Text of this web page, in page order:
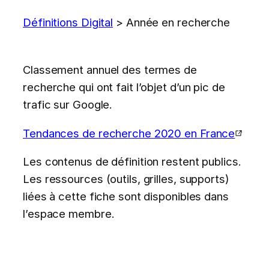
Définitions Digital > Année en recherche
Classement annuel des termes de
recherche qui ont fait l’objet d’un pic de
trafic sur Google.
Tendances de recherche 2020 en France
Les contenus de définition restent publics.
Les ressources (outils, grilles, supports)
liées à cette fiche sont disponibles dans
l’espace membre.